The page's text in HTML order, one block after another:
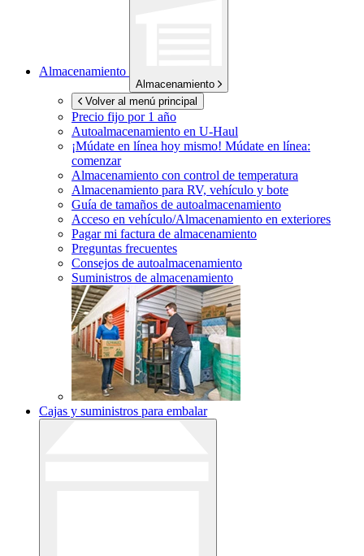
Almacenamiento
Almacenamiento
Volver al menú principal
Precio fijo por 1 año
Autoalmacenamiento en U-Haul
¡Múdate en línea hoy mismo! Múdate en línea:
comenzar
Almacenamiento con control de temperatura
Almacenamiento para RV, vehículo y bote
Guía de tamaños de autoalmacenamiento
Acceso en vehículo/Almacenamiento en exteriores
Pagar mi factura de almacenamiento
Preguntas frecuentes
Consejos de autoalmacenamiento
Suministros de almacenamiento
Cajas y suministros para embalar